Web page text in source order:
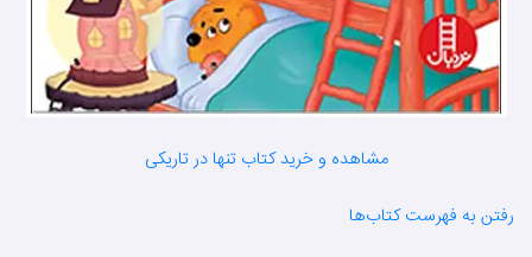
مشاهده و خرید کتاب تنها در تاریکی
رفتن به فهرست کتاب‌ها